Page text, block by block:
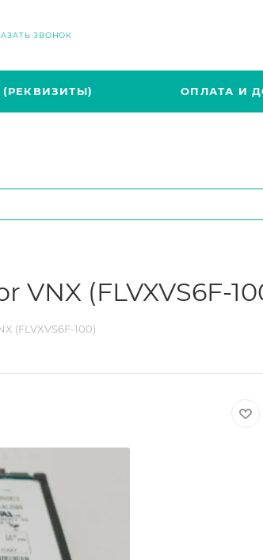
ЗВОНОК
ОПЛАТА И
VNX (FLVXVS6F-
(FLVXVS6F-100)